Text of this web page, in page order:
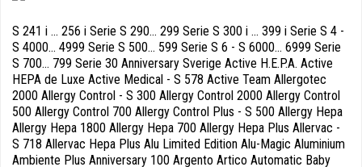
S 241 i ... 256 i Serie S 290... 299 Serie S 300 i ... 399 i Serie S 4 -
S 4000... 4999 Serie S 500... 599 Serie S 6 - S 6000... 6999 Serie
S 700... 799 Serie 30 Anniversary Sverige Active H.E.P.A. Active
HEPA de Luxe Active Medical - S 578 Active Team Allergotec
2000 Allergy Control - S 300 Allergy Control 2000 Allergy Control
500 Allergy Control 700 Allergy Control Plus - S 500 Allergy Hepa
Allergy Hepa 1800 Allergy Hepa 700 Allergy Hepa Plus Allervac -
S 718 Allervac Hepa Plus Alu Limited Edition Alu-Magic Aluminium
Ambiente Plus Anniversary 100 Argento Artico Automatic Baby